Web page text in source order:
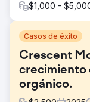
$1,000 -
Casos de éxito
Crescent
crecimiento
orgánico.